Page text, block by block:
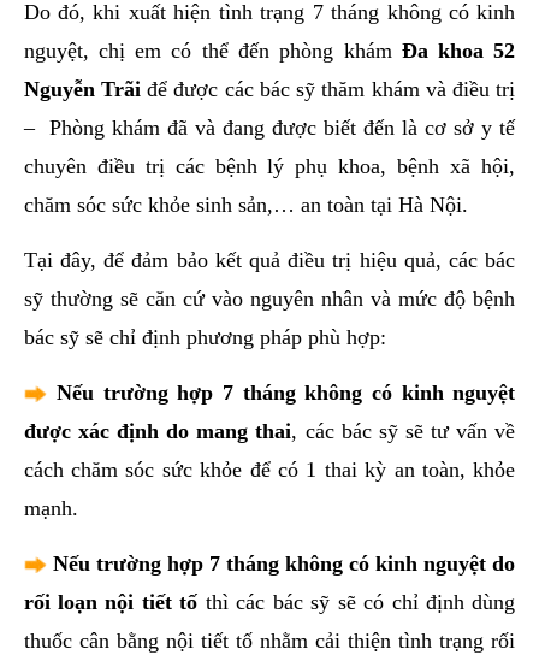
Do đó, khi xuất hiện tình trạng 7 tháng không có kinh
nguyệt, chị em có thể đến phòng khámĐa khoa 52
Nguyễn Trãiđể được các bác sỹ thăm khám và điều trị
– Phòng khám đã và đang được biết đến là cơ sở y tế
chuyên điều trị các bệnh lý phụ khoa, bệnh xã hội,
chăm sóc sức khỏe sinh sản,… an toàn tại Hà Nội.
Tại đây, để đảm bảo kết quả điều trị hiệu quả, các bác
sỹ thường sẽ căn cứ vào nguyên nhân và mức độ bệnh
bác sỹ sẽ chỉ định phương pháp phù hợp:
Nếu trường hợp 7 tháng không có kinh nguyệt
được xác định do mang thai, các bác sỹ sẽ tư vấn về
cách chăm sóc sức khỏe để có 1 thai kỳ an toàn, khỏe
mạnh.
Nếu trường hợp 7 tháng không có kinh nguyệt do
rối loạn nội tiết tố thì các bác sỹ sẽ có chỉ định dùng
thuốc cân bằng nội tiết tố nhằm cải thiện tình trạng rối